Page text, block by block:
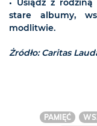
• Usiądź z
stare albumy,
modlitwie.
Żródło: Caritas
PAMIĘĆ